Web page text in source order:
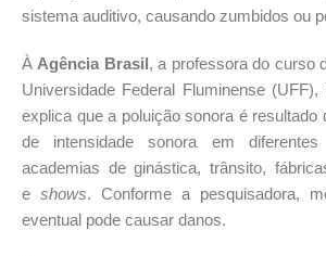
sistema auditivo, causando zumbidos ou
À Agência Brasil, a professora do curso
Universidade Federal Fluminense (UFF),
explica que a poluição sonora é resultado
de intensidade sonora em diferentes
academias de ginástica, trânsito,
e shows. Conforme a pesquisadora,
eventual pode causar danos.